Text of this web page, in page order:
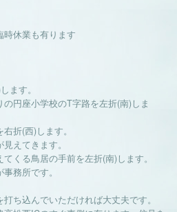
休業も有ります
す。
円座小学校のT字路を左折(南)しま
折(西)します。
えてきます。
る鳥居の手前を左折(南)します。
務所です。
込んでいただければ大丈夫です。